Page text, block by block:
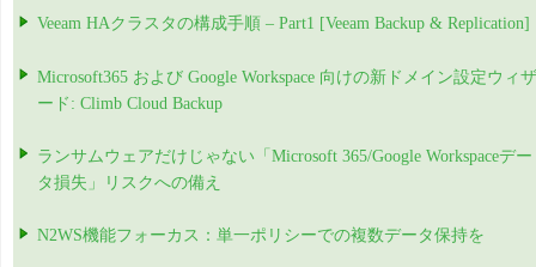
Veeam HAクラスタの構成手順 – Part1 [Veeam Backup & Replication]
Microsoft365 および Google Workspace 向けの新ドメイン設定ウィザ
ード: Climb Cloud Backup
ランサムウェアだけじゃない「Microsoft 365/Google Workspaceデー
タ損失」リスクへの備え
N2WS機能フォーカス：単一ポリシーでの複数データ保持を